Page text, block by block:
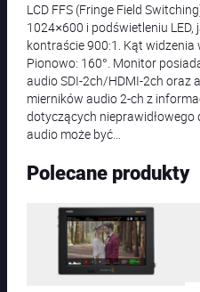
LCD FFS (Fringe Field
1024×600 i podświetleniu
kontraście 900:1. Kąt widzenia
Pionowo: 160°. Monitor
audio SDI-2ch/HDMI-2ch oraz
mierników audio 2-ch z
dotyczących nieprawidłowego
audio może być…
Polecane produkty